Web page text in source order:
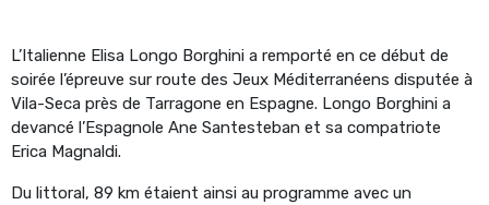
L’Italienne Elisa Longo Borghini a remporté en ce début de
soirée l’épreuve sur route des Jeux Méditerranéens disputée à
Vila-Seca près de Tarragone en Espagne. Longo Borghini a
devancé l’Espagnole Ane Santesteban et sa compatriote
Erica Magnaldi.
Du littoral, 89 km étaient ainsi au programme avec un